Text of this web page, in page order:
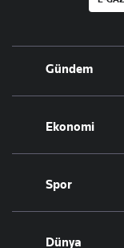
Gündem
Eğitim
Ekonomi
Altın
Spor
Dünya